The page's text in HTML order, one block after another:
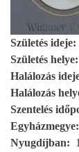
Születés ideje
Születés helye
Halálozás
Halálozás
Szentelés
Egyházmegye
Nyugdíjban